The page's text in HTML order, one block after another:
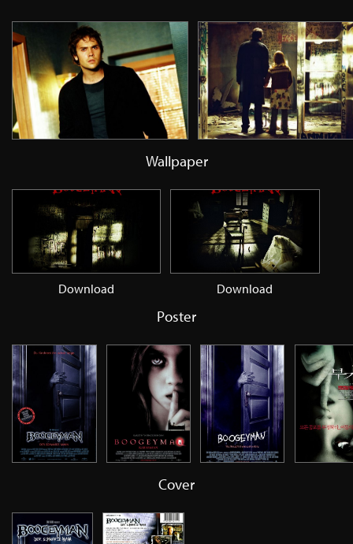
Wallpaper
Download Download
Poster
Cover